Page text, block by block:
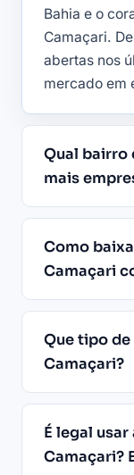
Bahia e o
Camaçari.
abertas nos
mercado em
Qual bairro
mais
Como
Camaçari
Que tipo
Camaçari?
É legal
Camaçari?